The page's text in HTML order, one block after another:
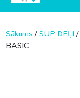
Sākums/SUP DĒĻI/
BASIC